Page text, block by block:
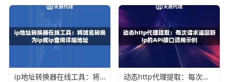
技术服务支持：出现问题能否得到快速、专业的解决？
这关乎业务的连续性。
天启代理：专注高品质移动代理IP服务
在众多服务商中，天启代理凭借其扎实的技术根基和资源投
ip地址转换器在线工具：将域名转换为ip或ip查询详细地址 动态http代理提取：每次请求返回新ip的API接口调用示例